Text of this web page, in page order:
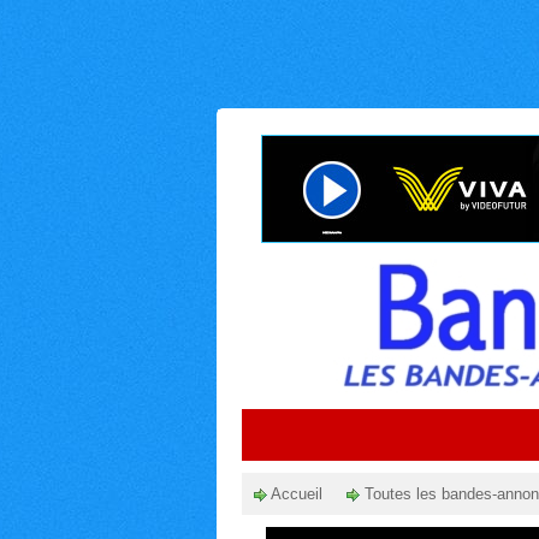
Accueil Toutes les bandes-